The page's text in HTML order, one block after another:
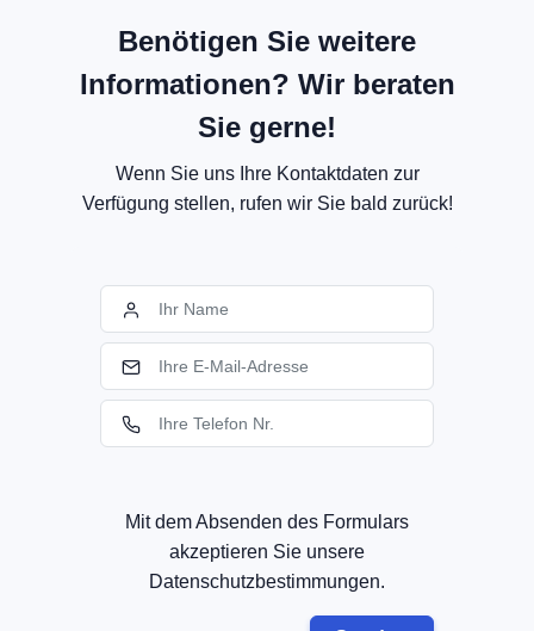
Benötigen Sie weitere
Informationen? Wir beraten
Sie gerne!
Wenn Sie uns Ihre Kontaktdaten zur
Verfügung stellen, rufen wir Sie bald zurück!
Mit dem Absenden des Formulars
akzeptieren Sie unsere
Datenschutzbestimmungen.